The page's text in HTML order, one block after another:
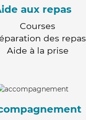
aux repas
Courses
des repas
Aide à la prise